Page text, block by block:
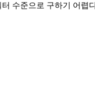
수준으로 구하기 어